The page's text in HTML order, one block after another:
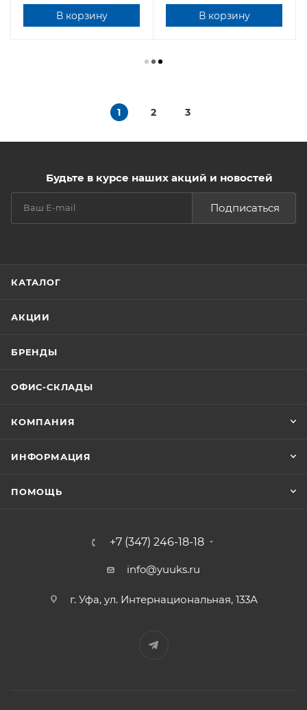
В корзину В корзину
1 2 3
Будьте в курсе наших акций и новостей
Подписаться
КАТАЛОГ
АКЦИИ
БРЕНДЫ
ОФИС-СКЛАДЫ
КОМПАНИЯ
ИНФОРМАЦИЯ
ПОМОЩЬ
+7 (347) 246-18-18
info@yuuks.ru
г. Уфа, ул. Интернациональная, 133А